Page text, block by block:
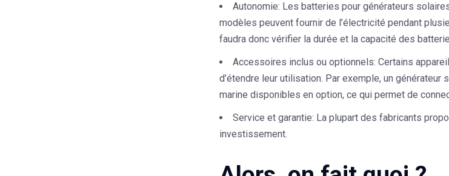
Autonomie: Les batteries pour générateurs
modèles peuvent fournir de l’électricité pendant
faudra donc vérifier la durée et la capacité des
Accessoires inclus ou optionnels: Certains
d’étendre leur utilisation. Par exemple, un
marine disponibles en option, ce qui permet de
Service et garantie: La plupart des fabricants
investissement.